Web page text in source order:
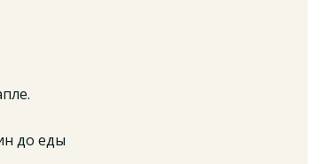
до еды